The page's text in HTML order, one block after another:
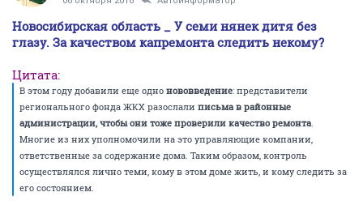
Новосибирская область _ У семи нянек дитя без
глазу. За качеством капремонта следить некому?
Цитата:
В этом году добавили еще одно нововведение: представители
регионального фонда ЖКХ разослали письма в районные
администрации, чтобы они тоже проверили качество ремонта.
Многие из них уполномочили на это управляющие компании,
ответственные за содержание дома. Таким образом, контроль
осуществлялся лично теми, кому в этом доме жить, и кому следить за
его состоянием.